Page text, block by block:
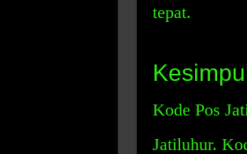
tepat.
Kode Pos
Jatiluhur.